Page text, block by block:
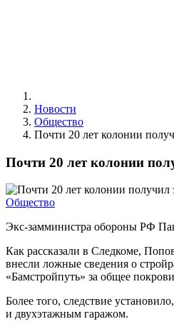
Новости
Общество
Почти 20 лет колонии
Почти 20 лет колонии
Общество
Экс-замминистра обороны РФ
Как рассказали в Следкоме,
внесли ложные сведения о
«Бамстройпуть» за общее
Более того, следствие
и двухэтажным гаражом.